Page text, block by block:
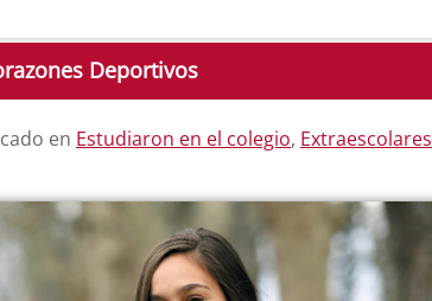
Deportivos
en Estudiaron en el colegio, Extraescolares